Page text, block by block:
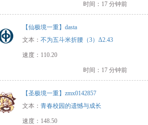
时间：17 分钟前
【仙极境一重】dasta
文本： 不为五斗米折腰（3）Δ2.43
速度：110.20
时间：17 分钟前
【圣极境一重】zmx0142857
文本： 青春校园的遗憾与成长
速度：148.50